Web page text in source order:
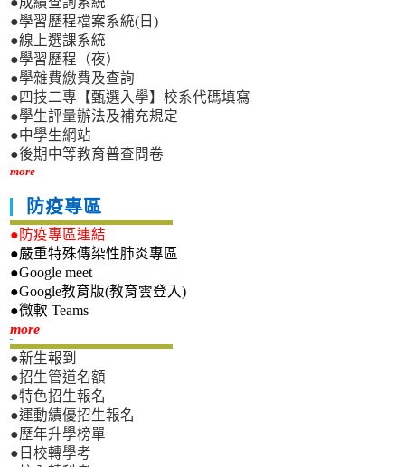
●學習歷程檔案系統(日)
●線上選課系統
●學習歷程（夜）
●學雜費繳費及查詢
●四技二專【甄選入學】校系代碼填寫
●學生評量辦法及補充規定
●中學生網站
●後期中等教育普查問卷
more
防疫專區
●防疫專區連結
●嚴重特殊傳染性肺炎專區
●Google meet
●Google教育版(教育雲登入)
●微軟 Teams
more新生專區
●新生報到
●招生管道名額
●特色招生報名
●運動績優招生報名
●歷年升學榜單
●日校轉學考